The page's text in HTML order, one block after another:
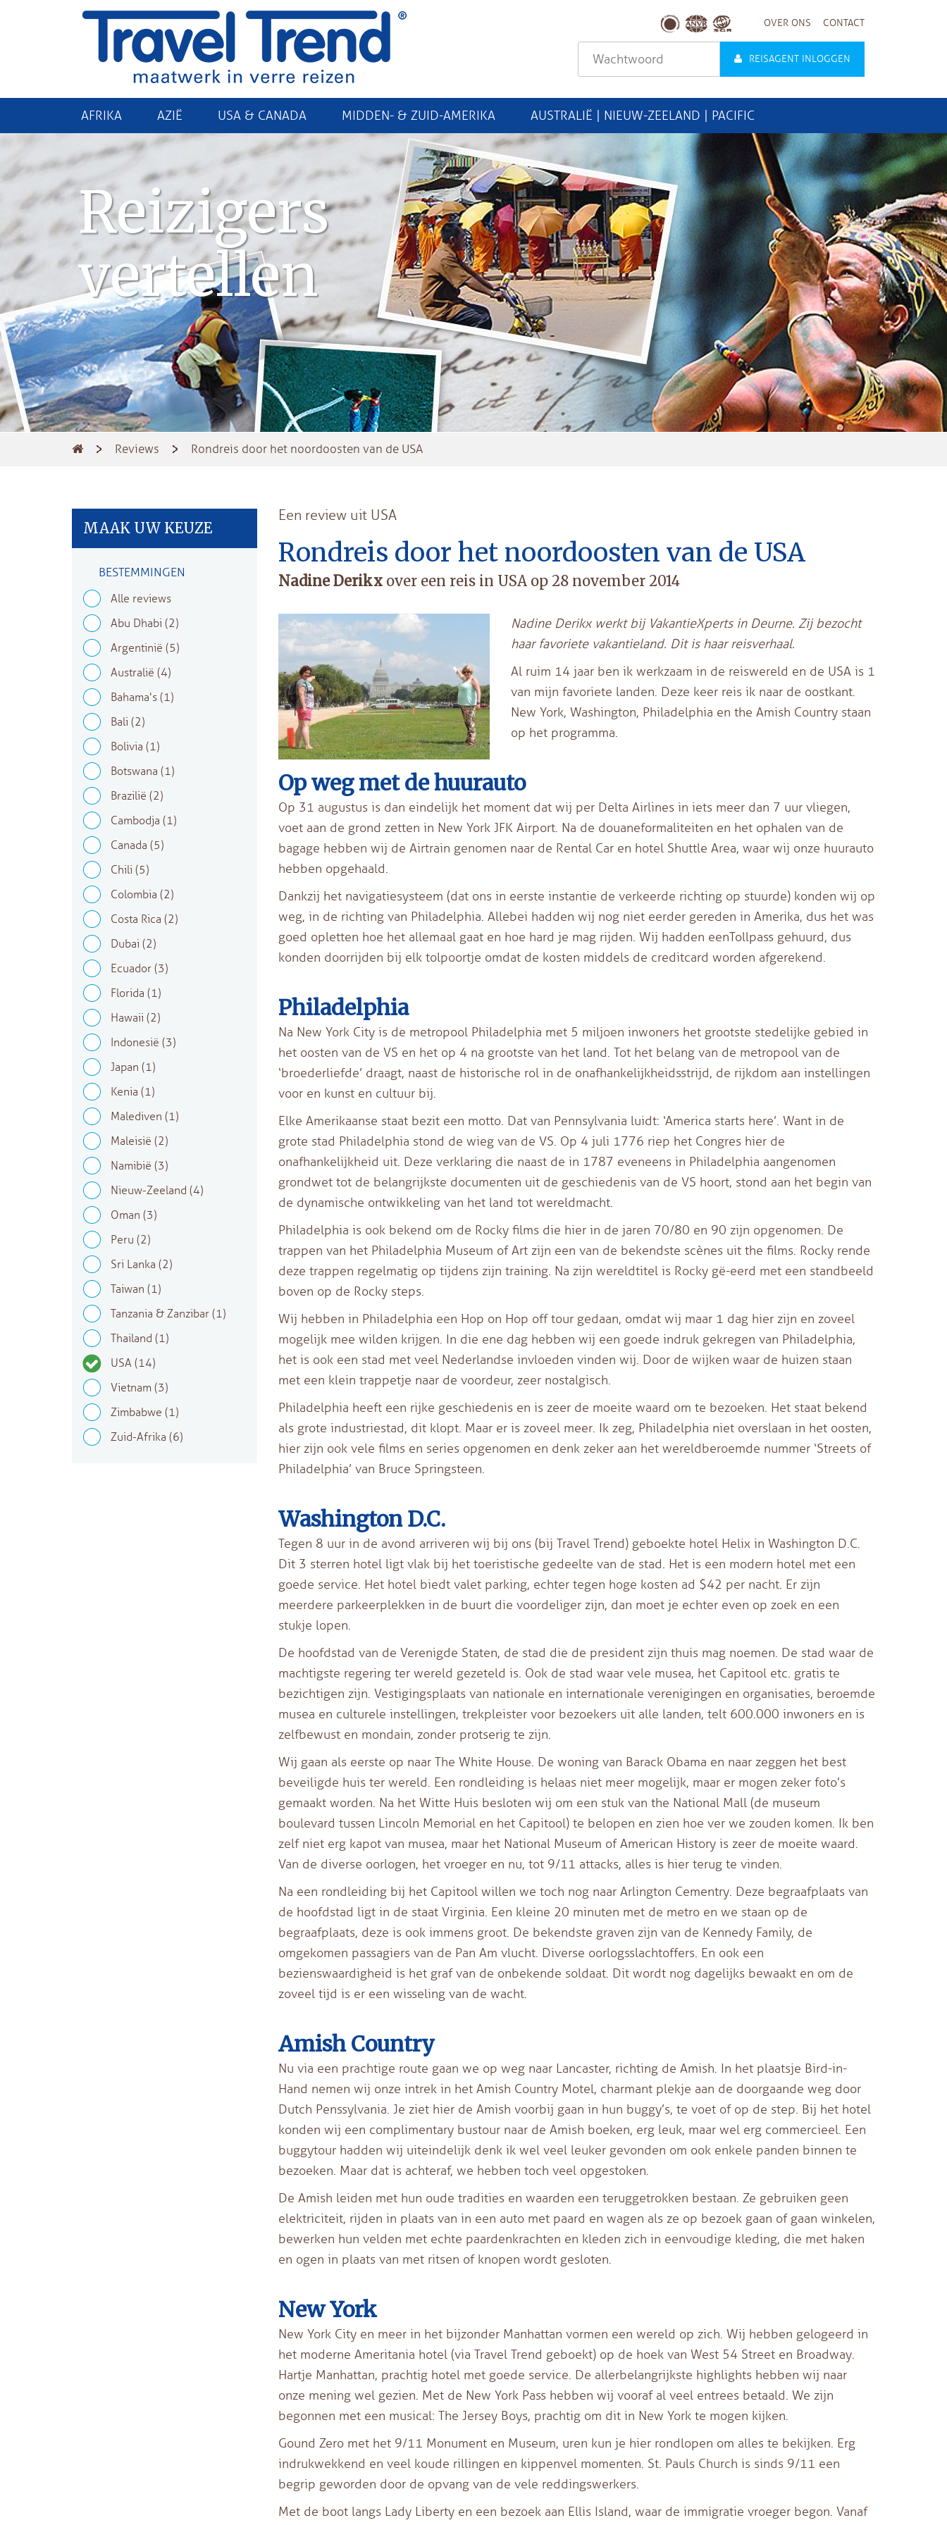
OVER ONS CONTACT
REISAGENT INLOGGEN
AFRIKA AZIË USA & CANADA MIDDEN- & ZUID-AMERIKA AUSTRALIË | NIEUW-ZEELAND | PACIFIC
Reizigers
vertellen
Reviews Rondreis door het noordoosten van de USA
MAAK UW KEUZE
BESTEMMINGEN
Alle reviews
Abu Dhabi (2)
Argentinië (5)
Australië (4)
Bahama's (1)
Bali (2)
Bolivia (1)
Botswana (1)
Brazilië (2)
Cambodja (1)
Canada (5)
Chili (5)
Colombia (2)
Costa Rica (2)
Dubai (2)
Ecuador (3)
Florida (1)
Hawaii (2)
Indonesië (3)
Japan (1)
Kenia (1)
Malediven (1)
Maleisië (2)
Namibië (3)
Nieuw-Zeeland (4)
Oman (3)
Peru (2)
Sri Lanka (2)
Taiwan (1)
Tanzania & Zanzibar (1)
Thailand (1)
USA (14)
Vietnam (3)
Zimbabwe (1)
Zuid-Afrika (6)
Een review uit USA
Rondreis door het noordoosten van de USA
Nadine Derikxover een reis in USA op 28 november 2014
Nadine Derikx werkt bij VakantieXperts in Deurne. Zij bezocht
haar favoriete vakantieland. Dit is haar reisverhaal.
Al ruim 14 jaar ben ik werkzaam in de reiswereld en de USA is 1
van mijn favoriete landen. Deze keer reis ik naar de oostkant.
New York, Washington, Philadelphia en the Amish Country staan
op het programma.
Op weg met de huurauto
Op 31 augustus is dan eindelijk het moment dat wij per Delta Airlines in iets meer dan 7 uur vliegen,
voet aan de grond zetten in New York JFK Airport. Na de douaneformaliteiten en het ophalen van de
bagage hebben wij de Airtrain genomen naar de Rental Car en hotel Shuttle Area, waar wij onze huurauto
hebben opgehaald.
Dankzij het navigatiesysteem (dat ons in eerste instantie de verkeerde richting op stuurde) konden wij op
weg, in de richting van Philadelphia. Allebei hadden wij nog niet eerder gereden in Amerika, dus het was
goed opletten hoe het allemaal gaat en hoe hard je mag rijden. Wij hadden eenTollpass gehuurd, dus
konden doorrijden bij elk tolpoortje omdat de kosten middels de creditcard worden afgerekend.
Philadelphia
Na New York City is de metropool Philadelphia met 5 miljoen inwoners het grootste stedelijke gebied in
het oosten van de VS en het op 4 na grootste van het land. Tot het belang van de metropool van de
‘broederliefde’ draagt, naast de historische rol in de onafhankelijkheidsstrijd, de rijkdom aan instellingen
voor en kunst en cultuur bij.
Elke Amerikaanse staat bezit een motto. Dat van Pennsylvania luidt: ‘America starts here’. Want in de
grote stad Philadelphia stond de wieg van de VS. Op 4 juli 1776 riep het Congres hier de
onafhankelijkheid uit. Deze verklaring die naast de in 1787 eveneens in Philadelphia aangenomen
grondwet tot de belangrijkste documenten uit de geschiedenis van de VS hoort, stond aan het begin van
de dynamische ontwikkeling van het land tot wereldmacht.
Philadelphia is ook bekend om de Rocky films die hier in de jaren 70/80 en 90 zijn opgenomen. De
trappen van het Philadelphia Museum of Art zijn een van de bekendste scènes uit the films. Rocky rende
deze trappen regelmatig op tijdens zijn training. Na zijn wereldtitel is Rocky gë-eerd met een standbeeld
boven op de Rocky steps.
Wij hebben in Philadelphia een Hop on Hop off tour gedaan, omdat wij maar 1 dag hier zijn en zoveel
mogelijk mee wilden krijgen. In die ene dag hebben wij een goede indruk gekregen van Philadelphia,
het is ook een stad met veel Nederlandse invloeden vinden wij. Door de wijken waar de huizen staan
met een klein trappetje naar de voordeur, zeer nostalgisch.
Philadelphia heeft een rijke geschiedenis en is zeer de moeite waard om te bezoeken. Het staat bekend
als grote industriestad, dit klopt. Maar er is zoveel meer. Ik zeg, Philadelphia niet overslaan in het oosten,
hier zijn ook vele films en series opgenomen en denk zeker aan het wereldberoemde nummer ‘Streets of
Philadelphia’ van Bruce Springsteen.
Washington D.C.
Tegen 8 uur in de avond arriveren wij bij ons (bij Travel Trend) geboekte hotel Helix in Washington D.C.
Dit 3 sterren hotel ligt vlak bij het toeristische gedeelte van de stad. Het is een modern hotel met een
goede service. Het hotel biedt valet parking, echter tegen hoge kosten ad $42 per nacht. Er zijn
meerdere parkeerplekken in de buurt die voordeliger zijn, dan moet je echter even op zoek en een
stukje lopen.
De hoofdstad van de Verenigde Staten, de stad die de president zijn thuis mag noemen. De stad waar de
machtigste regering ter wereld gezeteld is. Ook de stad waar vele musea, het Capitool etc. gratis te
bezichtigen zijn. Vestigingsplaats van nationale en internationale verenigingen en organisaties, beroemde
musea en culturele instellingen, trekpleister voor bezoekers uit alle landen, telt 600.000 inwoners en is
zelfbewust en mondain, zonder protserig te zijn.
Wij gaan als eerste op naar The White House. De woning van Barack Obama en naar zeggen het best
beveiligde huis ter wereld. Een rondleiding is helaas niet meer mogelijk, maar er mogen zeker foto’s
gemaakt worden. Na het Witte Huis besloten wij om een stuk van the National Mall (de museum
boulevard tussen Lincoln Memorial en het Capitool) te belopen en zien hoe ver we zouden komen. Ik ben
zelf niet erg kapot van musea, maar het National Museum of American History is zeer de moeite waard.
Van de diverse oorlogen, het vroeger en nu, tot 9/11 attacks, alles is hier terug te vinden.
Na een rondleiding bij het Capitool willen we toch nog naar Arlington Cementry. Deze begraafplaats van
de hoofdstad ligt in de staat Virginia. Een kleine 20 minuten met de metro en we staan op de
begraafplaats, deze is ook immens groot. De bekendste graven zijn van de Kennedy Family, de
omgekomen passagiers van de Pan Am vlucht. Diverse oorlogsslachtoffers. En ook een
bezienswaardigheid is het graf van de onbekende soldaat. Dit wordt nog dagelijks bewaakt en om de
zoveel tijd is er een wisseling van de wacht.
Amish Country
Nu via een prachtige route gaan we op weg naar Lancaster, richting de Amish. In het plaatsje Bird-in-
Hand nemen wij onze intrek in het Amish Country Motel, charmant plekje aan de doorgaande weg door
Dutch Penssylvania. Je ziet hier de Amish voorbij gaan in hun buggy’s, te voet of op de step. Bij het hotel
konden wij een complimentary bustour naar de Amish boeken, erg leuk, maar wel erg commercieel. Een
buggytour hadden wij uiteindelijk denk ik wel veel leuker gevonden om ook enkele panden binnen te
bezoeken. Maar dat is achteraf, we hebben toch veel opgestoken.
De Amish leiden met hun oude tradities en waarden een teruggetrokken bestaan. Ze gebruiken geen
elektriciteit, rijden in plaats van in een auto met paard en wagen als ze op bezoek gaan of gaan winkelen,
bewerken hun velden met echte paardenkrachten en kleden zich in eenvoudige kleding, die met haken
en ogen in plaats van met ritsen of knopen wordt gesloten.
New York
New York City en meer in het bijzonder Manhattan vormen een wereld op zich. Wij hebben gelogeerd in
het moderne Ameritania hotel (via Travel Trend geboekt) op de hoek van West 54 Street en Broadway.
Hartje Manhattan, prachtig hotel met goede service. De allerbelangrijkste highlights hebben wij naar
onze mening wel gezien. Met de New York Pass hebben wij vooraf al veel entrees betaald. We zijn
begonnen met een musical: The Jersey Boys, prachtig om dit in New York te mogen kijken.
Gound Zero met het 9/11 Monument en Museum, uren kun je hier rondlopen om alles te bekijken. Erg
indrukwekkend en veel koude rillingen en kippenvel momenten. St. Pauls Church is sinds 9/11 een
begrip geworden door de opvang van de vele reddingswerkers.
Met de boot langs Lady Liberty en een bezoek aan Ellis Island, waar de immigratie vroeger begon. Vanaf